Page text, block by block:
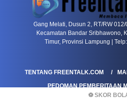
⚽ SKOR
Gang Melati, Dusun 2, RT/RW
Kecamatan Bandar Sribhawono,
Timur, Provinsi Lampung |
TENTANG FREENTALK.COM
PEDOMAN PEMBERITAAN